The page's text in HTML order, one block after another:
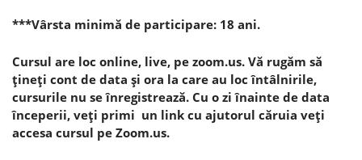
***Vârsta minimă de participare: 18 ani.
Cursul are loc online, live, pe zoom.us. Vă rugăm să
ţineţi cont de data şi ora la care au loc întâlnirile,
cursurile nu se înregistrează. Cu o zi înainte de data
începerii, veţi primi un link cu ajutorul căruia veţi
accesa cursul pe Zoom.us.